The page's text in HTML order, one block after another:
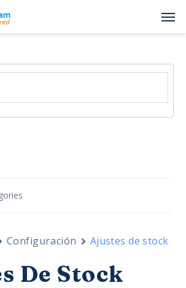
Configuración Ajustes de stock
De Stock